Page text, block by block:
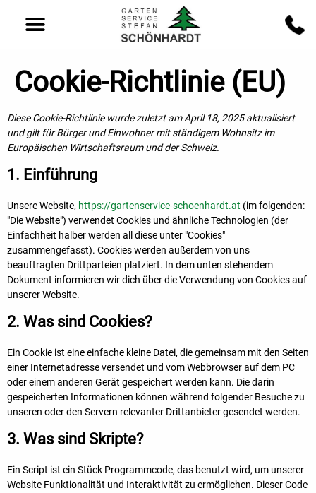
Cookie-Richtlinie (EU)
Diese Cookie-Richtlinie wurde zuletzt am April 18, 2025 aktualisiert
und gilt für Bürger und Einwohner mit ständigem Wohnsitz im
Europäischen Wirtschaftsraum und der Schweiz.
1. Einführung
Unsere Website, https://gartenservice-schoenhardt.at (im folgenden:
"Die Website") verwendet Cookies und ähnliche Technologien (der
Einfachheit halber werden all diese unter "Cookies"
zusammengefasst). Cookies werden außerdem von uns
beauftragten Drittparteien platziert. In dem unten stehendem
Dokument informieren wir dich über die Verwendung von Cookies auf
unserer Website.
2. Was sind Cookies?
Ein Cookie ist eine einfache kleine Datei, die gemeinsam mit den Seiten
einer Internetadresse versendet und vom Webbrowser auf dem PC
oder einem anderen Gerät gespeichert werden kann. Die darin
gespeicherten Informationen können während folgender Besuche zu
unseren oder den Servern relevanter Drittanbieter gesendet werden.
3. Was sind Skripte?
Ein Script ist ein Stück Programmcode, das benutzt wird, um unserer
Website Funktionalität und Interaktivität zu ermöglichen. Dieser Code